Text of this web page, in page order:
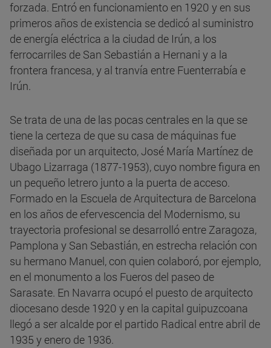
forzada. Entró en funcionamiento en 1920 y en sus
primeros años de existencia se dedicó al suministro
de energía eléctrica a la ciudad de Irún, a los
ferrocarriles de San Sebastián a Hernani y a la
frontera francesa, y al tranvía entre Fuenterrabía e
Irún.
Se trata de una de las pocas centrales en la que se
tiene la certeza de que su casa de máquinas fue
diseñada por un arquitecto, José María Martínez de
Ubago Lizarraga (1877-1953), cuyo nombre figura en
un pequeño letrero junto a la puerta de acceso.
Formado en la Escuela de Arquitectura de Barcelona
en los años de efervescencia del Modernismo, su
trayectoria profesional se desarrolló entre Zaragoza,
Pamplona y San Sebastián, en estrecha relación con
su hermano Manuel, con quien colaboró, por ejemplo,
en el monumento a los Fueros del paseo de
Sarasate. En Navarra ocupó el puesto de arquitecto
diocesano desde 1920 y en la capital guipuzcoana
llegó a ser alcalde por el partido Radical entre abril de
1935 y enero de 1936.